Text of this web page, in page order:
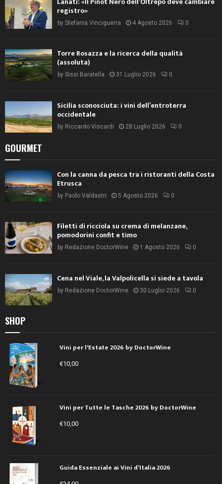
registro»
by Stefania Vinciguerra 4 Agosto 2026 0
Torre Rosazza e la ricerca della qualità
(assoluta)
by Sissi Baratella 31 Luglio 2026 0
Sicilia sconosciuta: i vini dell’entroterra
occidentale
by Riccardo Viscardi 28 Luglio 2026 0
GOURMET
Con la canna da pesca tra i ristoranti della Costa
Etrusca
by Paolo Valdastri 5 Agosto 2026 0
Filetti di ricciola su crema di melanzane,
pomodorini confit e timo
by Redazione DoctorWine 1 Agosto 2026 0
Cena nel Viale, la Valpolicella si siede a tavola
by Redazione DoctorWine 30 Luglio 2026 0
SHOP
Vini per l'Estate 2026 by DoctorWine
€10,00
Vini per Tutte le Tasche 2026 by DoctorWine
€10,00
Guida Essenziale ai Vini d’Italia 2026